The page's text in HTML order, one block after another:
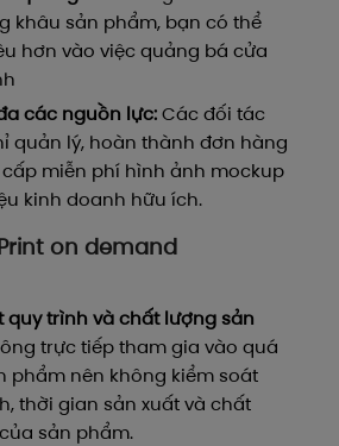
khâu sản phẩm, bạn có thể
hơn vào việc quảng bá cửa
các nguồn lực:Các đối tác
quản lý, hoàn thành đơn hàng
miễn phí hình ảnh mockup
kinh doanh hữu ích.
on demand
quy trình và chất lượng sản
trực tiếp tham gia vào quá
phẩm nên không kiểm soát
thời gian sản xuất và chất
sản phẩm.